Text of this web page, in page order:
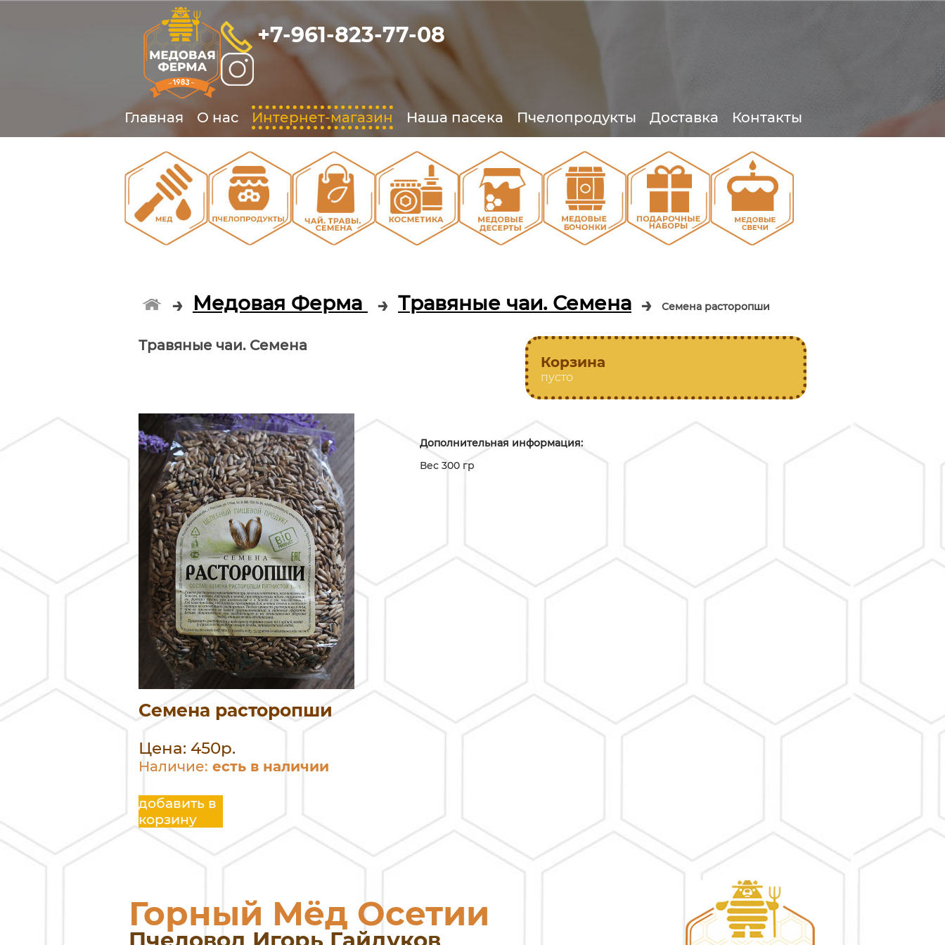
+7-961-823-77-08
Главная О нас Интернет-магазин Наша пасека Пчелопродукты Доставка Контакты
ОООООООО
→ Медовая Ферма → Травяные чаи. Семена → Семена расторопши
Травяные чаи. Семена
Корзина
пусто
Семена расторопши
Цена: 450р.
Наличие: есть в наличии
Дополнительная информация:
Вес 300 гр
добавить в
корзину
Горный Мёд Осетии